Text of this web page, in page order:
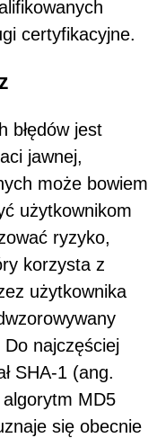
certyfikacyjne.
błędów jest
jawnej,
może bowiem
użytkownikom
ryzyko,
korzysta z
użytkownika
Do najczęściej
SHA-1 (ang.
MD5
się obecnie